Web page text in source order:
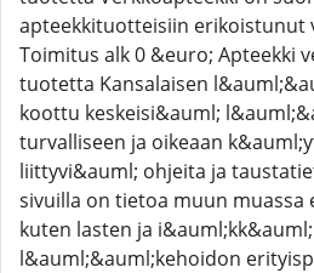
apteekkituotteisiin erikoistunut
Toimitus alk 0 &euro; Apteekki
tuotetta Kansalaisen
koottu keskeisi&auml;
turvalliseen ja oikeaan
liittyvi&auml; ohjeita ja
sivuilla on tietoa muun muassa
kuten lasten ja
l&auml;&auml;kehoidon